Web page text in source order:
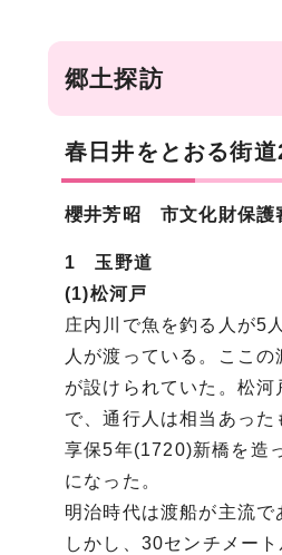
郷土探訪
春日井をとおる街
櫻井芳昭 市文化財保護
1 玉野道
(1)松河戸
庄内川で魚を釣る人が5
人が渡っている。ここ
が設けられていた。松
で、通行人は相当あった
享保5年(1720)新橋を造
になった。
明治時代は渡船が主流
しかし、30センチメー